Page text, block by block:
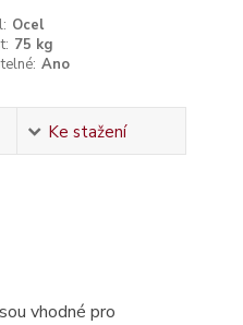
Ocel
75 kg
Ano
Ke stažení
vhodné pro